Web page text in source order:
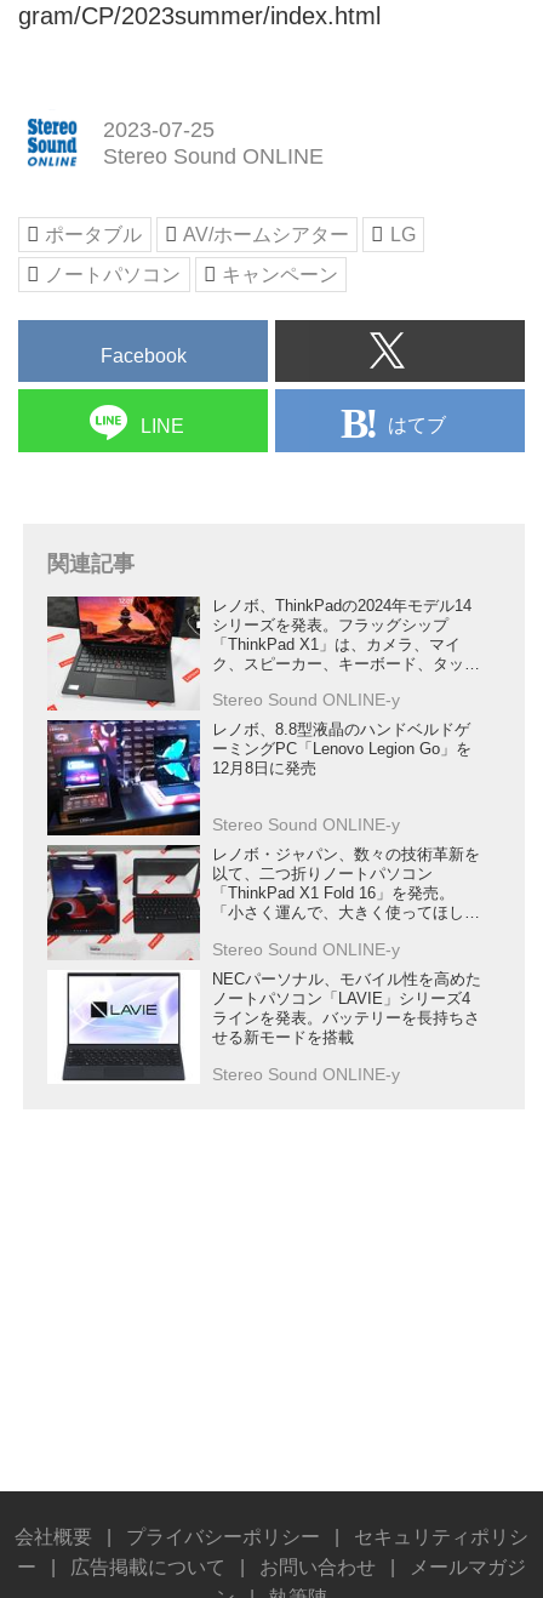
gram/CP/2023summer/index.html
2023-07-25
Stereo Sound ONLINE
ポータブル AV/ホームシアター
LG
ノートパソコン
キャンペーン
Facebook
LINE はてブ
関連記事
レノボ、ThinkPadの2024年モデル14
シリーズを発表。フラッグシップ
「ThinkPad X1」は、カメラ、マイ
ク、スピーカー、キーボード、タッチ
を向上
Stereo Sound ONLINE-y
レノボ、8.8型液晶のハンドベルドゲ
ーミングPC「Lenovo Legion Go」を
12月8日に発売
Stereo Sound ONLINE-y
レノボ・ジャパン、数々の技術革新を
以て、二つ折りノートパソコン
「ThinkPad X1 Fold 16」を発売。
「小さく運んで、大きく使ってほし
Stereo Sound ONLINE-y
NECパーソナル、モバイル性を高めた
ノートパソコン「LAVIE」シリーズ4
ラインを発表。バッテリーを長持ちさ
せる新モードを搭載
Stereo Sound ONLINE-y
会社概要 プライバシーポリシー
セキュリティポリシ
ー
広告掲載について お問い合わせ
メールマガジ